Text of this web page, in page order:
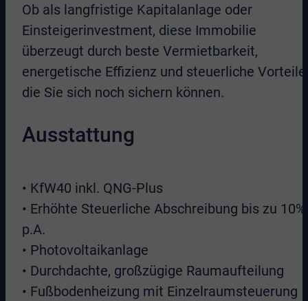
Ob als langfristige Kapitalanlage oder
Einsteigerinvestment, diese Immobilie
überzeugt durch beste Vermietbarkeit,
energetische Effizienz und steuerliche Vorteile,
die Sie sich noch sichern können.
Ausstattung
• KfW40 inkl. QNG-Plus
• Erhöhte Steuerliche Abschreibung bis zu 10%
p.A.
• Photovoltaikanlage
• Durchdachte, großzügige Raumaufteilung
• Fußbodenheizung mit Einzelraumsteuerung